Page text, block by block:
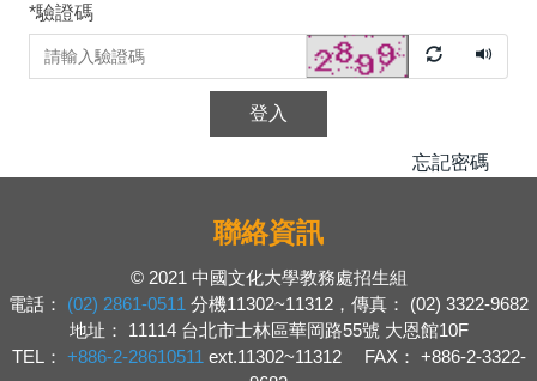
*驗證碼
登入
忘記密碼
聯絡資訊
© 2021 中國文化大學教務處招生組
電話：
(02) 2861-0511 分機11302~11312，傳真： (02) 3322-9682
地址： 11114 台北市士林區華岡路55號 大恩館10F
TEL： +886-2-28610511 ext.11302~11312 FAX： +886-2-3322-